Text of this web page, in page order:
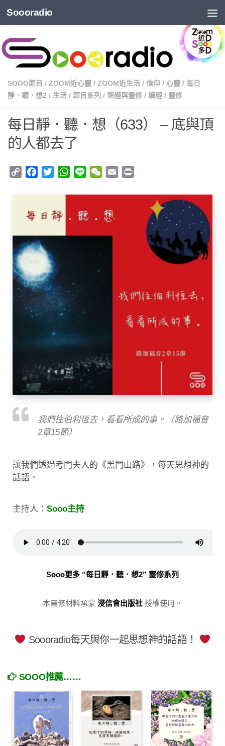
Soooradio
SOOO節目 / ZOOM近心靈 / ZOOM近生活 / 信仰 / 心靈 / 每日
靜．聽．想2 / 生活 / 節目系列 / 聖經與靈修 / 讀經 / 靈修
每日靜．聽．想（633） – 底與頂
的人都去了
Copy
Facebook
TwitterWhatsApp
Line WeChat
Email
我們往伯利恆去，看看所成的事。（路加福音
2章15節）
讓我們透過考門夫人的《黑門山路》，每天思想神的
話語。
主持人： Sooo主持
Sooo更多 “每日靜．聽．想2” 靈修系列
本靈修材料承蒙 浸信會出版社 授權使用。
Soooradio每天與你一起思想神的話語！
SOOO推薦……